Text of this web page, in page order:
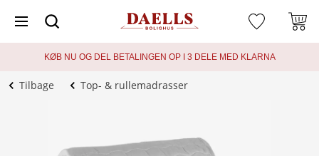
KØB NU OG DEL BETALINGEN OP I 3 DELE MED KLARNA
Tilbage Top- & rullemadrasser